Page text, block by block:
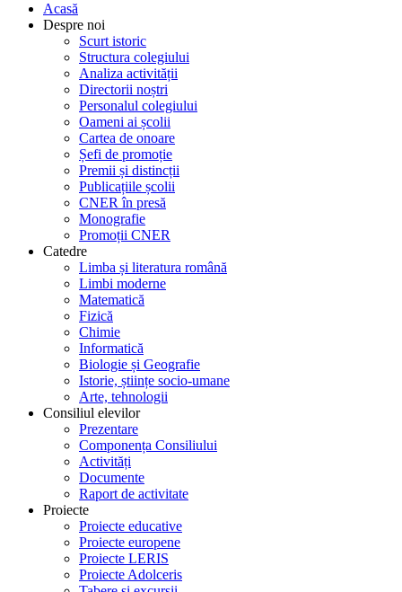
Acasă
Despre noi
Scurt istoric
Structura colegiului
Analiza activității
Directorii noștri
Personalul colegiului
Oameni ai școlii
Cartea de onoare
Șefi de promoție
Premii și distincții
Publicațiile școlii
CNER în presă
Monografie
Promoții CNER
Catedre
Limba și literatura română
Limbi moderne
Matematică
Fizică
Chimie
Informatică
Biologie și Geografie
Istorie, științe socio-umane
Arte, tehnologii
Consiliul elevilor
Prezentare
Componența Consiliului
Activități
Documente
Raport de activitate
Proiecte
Proiecte educative
Proiecte europene
Proiecte LERIS
Proiecte Adolceris